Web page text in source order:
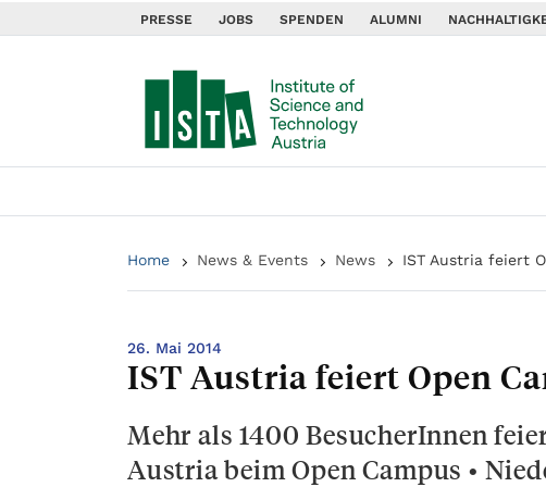
PRESSE JOBS SPENDEN ALUMNI
Home News & Events News IST Austria feiert
26. Mai 2014
IST Austria feiert Open
Mehr als 1400 BesucherInnen
Austria beim Open Campus •